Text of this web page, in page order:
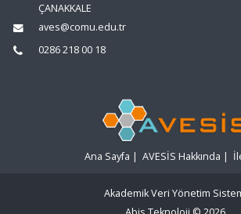
ÇANAKKALE
aves@comu.edu.tr
0286 218 00 18
Ana Sayfa | AVESİS Hakkında |
Akademik Veri Yönetim